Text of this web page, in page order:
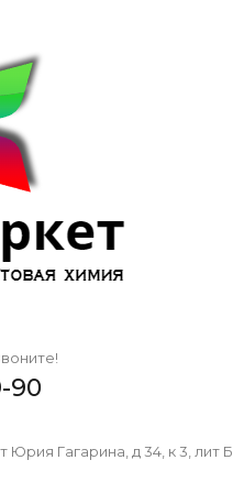
90
Гагарина, д 34, к 3, лит Б